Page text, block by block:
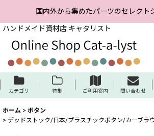
国内外から集めたパーツのセレクト
ハンドメイド資材店 キャタリスト
カテゴリ 特集 ご利用案内 問い合わせ
ホーム > ボタン
> デッドストック/日本/プラスチックボタン/カーブラ